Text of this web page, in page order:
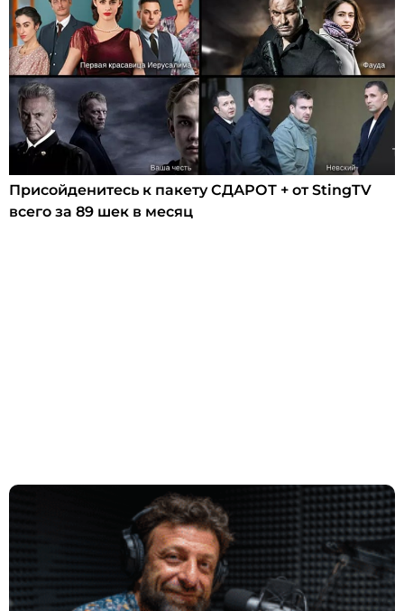
Присойденитесь к пакету СДАРОТ + от StingTV
всего за 89 шек в месяц